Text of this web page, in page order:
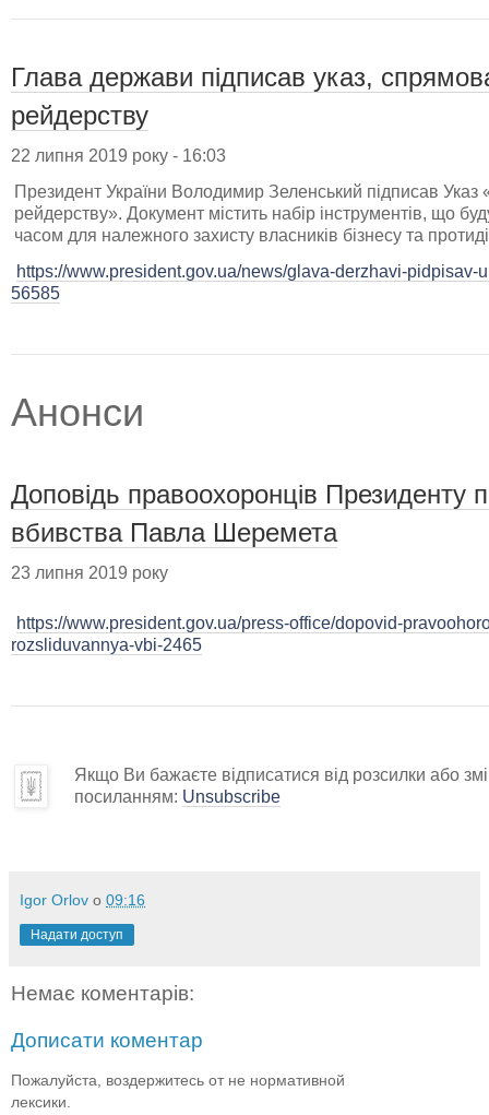
Глава держави підписав указ,
рейдерству
22 липня 2019 року - 16:03
Президент України Володимир Зеленський підписав Указ
рейдерству». Документ містить набір інструментів, що
часом для належного захисту власників бізнесу та
https://www.president.gov.ua/news/glava-derzhavi-
56585
Анонси
Доповідь правоохоронців Президенту
вбивства Павла Шеремета
23 липня 2019 року
https://www.president.gov.ua/press-office/dopovid-
rozsliduvannya-vbi-2465
Якщо Ви бажаєте відписатися від розсилки або
посиланням: Unsubscribe
Igor Orlov о 09:16
Надати доступ
Немає коментарів:
Дописати коментар
Пожалуйста, воздержитесь от не нормативной
лексики.